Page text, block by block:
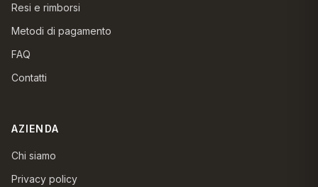
Resi e rimborsi
Metodi di pagamento
FAQ
Contatti
AZIENDA
Chi siamo
Privacy policy